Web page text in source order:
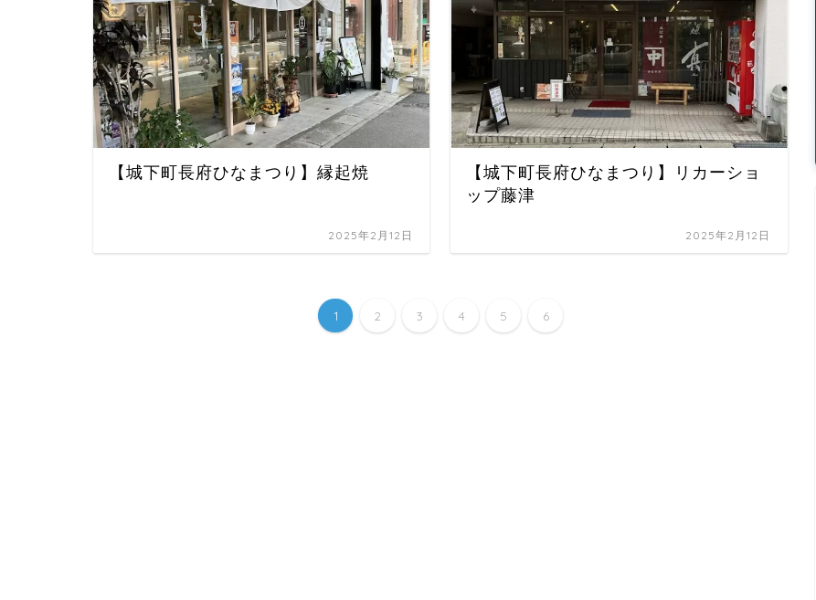
【城下町長府ひなまつり】縁起焼
2025年2月12日
【城下町長府ひなまつり】リカーショ
ップ藤津
2025年2月12日
1 2 3 4 5 6